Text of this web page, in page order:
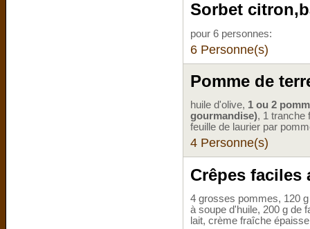
Sorbet
pour 6 personnes:
6 Personne(s)
Pomme de
huile d'olive, 1 ou 2
gourmandise), 1 tranche
feuille de laurier par
4 Personne(s)
Crêpes faciles
4 grosses pommes, 120
à soupe d'huile, 200 g de
lait, crème fraîche